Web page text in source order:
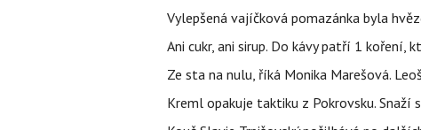
Vylepšená vajíčková pomazánka byla
Ani cukr, ani sirup. Do kávy patří 1 koření,
Ze sta na nulu, říká Monika Marešová.
Kreml opakuje taktiku z Pokrovsku.